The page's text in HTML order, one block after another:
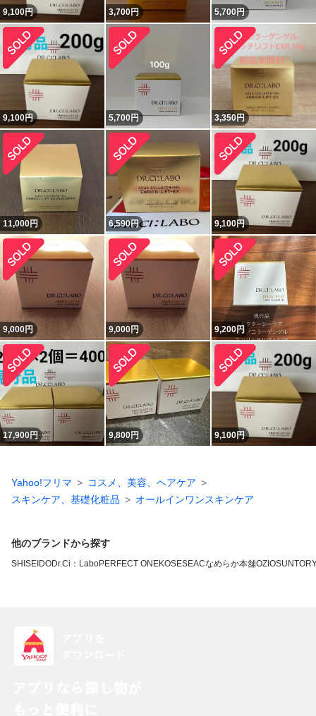
9,100円 3,700円 5,700円
9,100円 5,700円 3,350円
11,000円 6,590円 9,100円
9,000円 9,000円 9,200円
17,900円 9,800円 9,100円
Yahoo!フリマ
コスメ、美容、ヘアケア
スキンケア、基礎化粧品
オールインワンスキンケア
他のブランドから探す
SHISEIDODr.Ci：LaboPERFECT ONEKOSESEACなめらか本舗OZIO